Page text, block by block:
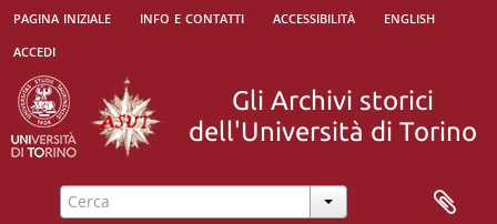
pagina iniziale info e contatti accessibilità
english
accedi